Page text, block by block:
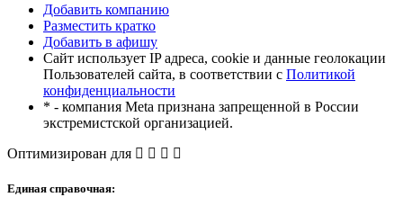
Добавить компанию
Разместить кратко
Добавить в афишу
Сайт использует IP адреса, cookie и данные геолокации
Пользователей сайта, в соответствии с Политикой
конфиденциальности
* - компания Meta признана запрещенной в России
экстремистской организацией.
Оптимизирован для
Единая справочная: